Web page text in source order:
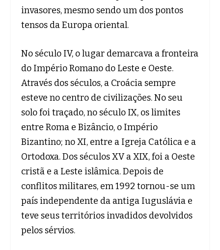
invasores, mesmo sendo um dos pontos
tensos da Europa oriental.
No século IV, o lugar demarcava a fronteira
do Império Romano do Leste e Oeste.
Através dos séculos, a Croácia sempre
esteve no centro de civilizações. No seu
solo foi traçado, no século IX, os limites
entre Roma e Bizâncio, o Império
Bizantino; no XI, entre a Igreja Católica e a
Ortodoxa. Dos séculos XV a XIX, foi a Oeste
cristã e a Leste islâmica. Depois de
conflitos militares, em 1992 tornou-se um
país independente da antiga Iuguslávia e
teve seus territórios invadidos devolvidos
pelos sérvios.